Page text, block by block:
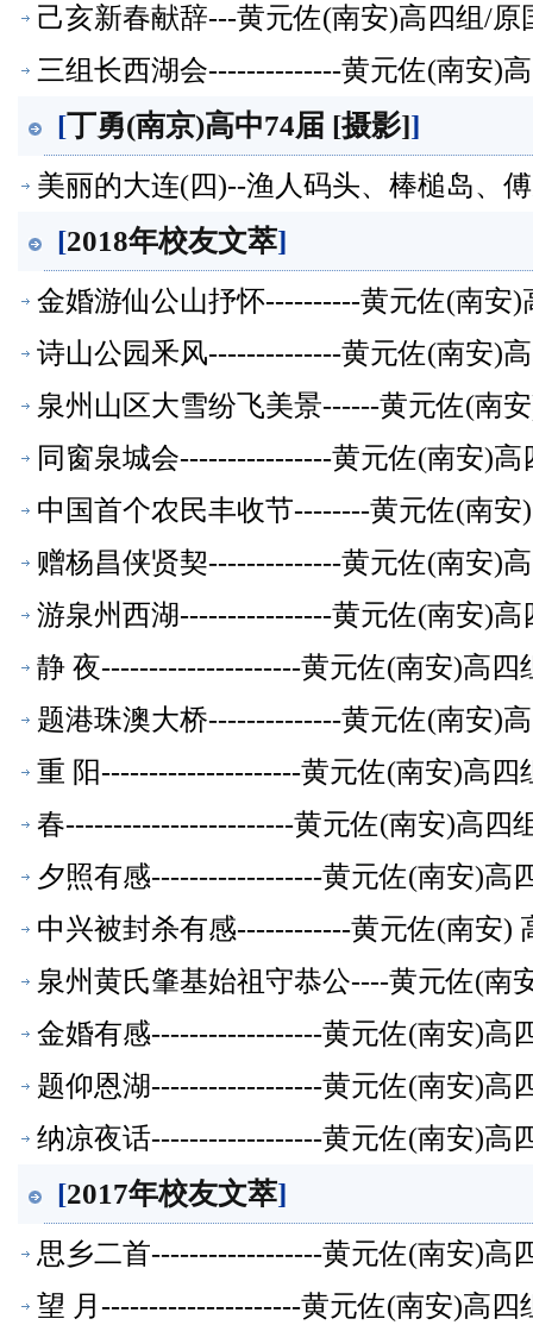
己亥新春献辞---黄元佐(南安)高四组/
三组长西湖会--------------黄元佐(南安)
[丁勇(南京)高中74届 [摄影]]
美丽的大连(四)--渔人码头、棒槌岛、
[2018年校友文萃]
金婚游仙公山抒怀----------黄元佐(南安
诗山公园釆风--------------黄元佐(南安)
泉州山区大雪纷飞美景------黄元佐(南
同窗泉城会----------------黄元佐(南安)
中国首个农民丰收节--------黄元佐(南
赠杨昌侠贤契--------------黄元佐(南安)
游泉州西湖----------------黄元佐(南安)
静 夜---------------------黄元佐(南安)高
题港珠澳大桥--------------黄元佐(南安)
重 阳---------------------黄元佐(南安)高
春------------------------黄元佐(南安)高四
夕照有感------------------黄元佐(南安)高
中兴被封杀有感------------黄元佐(南安)
泉州黄氏肇基始祖守恭公----黄元佐(南
金婚有感------------------黄元佐(南安)高
题仰恩湖------------------黄元佐(南安)高
纳凉夜话------------------黄元佐(南安)高
[2017年校友文萃]
思乡二首------------------黄元佐(南安)高
望 月---------------------黄元佐(南安)高